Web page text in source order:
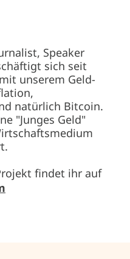
Speaker
sich seit
unserem Geld-
natürlich Bitcoin.
"Junges Geld"
findet ihr auf